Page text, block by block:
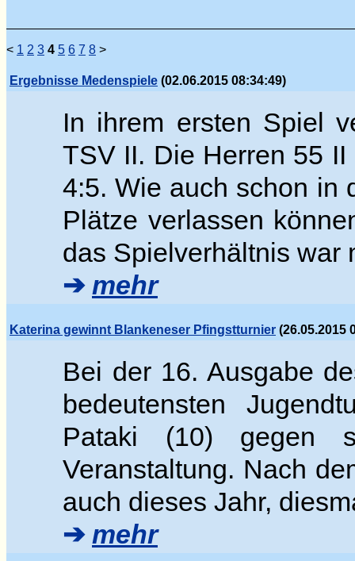
< 1 2 3 4 5 6 7 8 >
Ergebnisse Medenspiele (02.06.2015 08:34:49)
In ihrem ersten Spiel
TSV II. Die Herren 55
4:5. Wie auch schon in
Plätze verlassen
das Spielverhältnis war
➔ mehr
Katerina gewinnt Blankeneser Pfingstturnier (26.05.2015
Bei der 16. Ausgabe
bedeutensten
Pataki (10) gegen
Veranstaltung. Nach
auch dieses Jahr,
➔ mehr